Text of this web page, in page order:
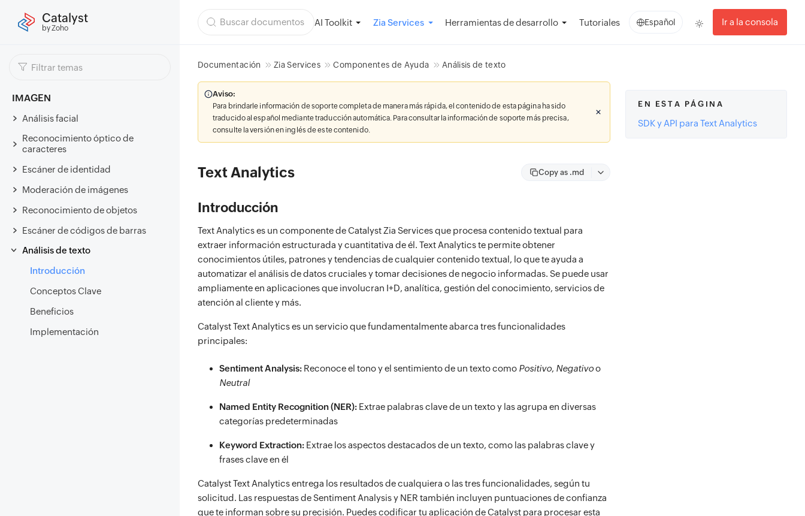
Catalyst
by Zoho
AI Toolkit Zia Services Herramientas de desarrollo Tutoriales Español Ir a la consola
IMAGEN
Análisis facial
Reconocimiento óptico de
caracteres
Escáner de identidad
Moderación de imágenes
Reconocimiento de objetos
Escáner de códigos de barras
Análisis de texto
Introducción
Conceptos Clave
Beneficios
Implementación
Documentación Zia Services Componentes de Ayuda Análisis de texto
Aviso:
Para brindarle información de soporte completa de manera más rápida, el contenido de esta página ha sido
traducido al español mediante traducción automática. Para consultar la información de soporte más precisa,
consulte la versión en inglés de este contenido.
Text Analytics Copy as .md
Introducción
Text Analytics es un componente de Catalyst Zia Services que procesa contenido textual para
extraer información estructurada y cuantitativa de él. Text Analytics te permite obtener
conocimientos útiles, patrones y tendencias de cualquier contenido textual, lo que te ayuda a
automatizar el análisis de datos cruciales y tomar decisiones de negocio informadas. Se puede usar
ampliamente en aplicaciones que involucran I+D, analítica, gestión del conocimiento, servicios de
atención al cliente y más.
Catalyst Text Analytics es un servicio que fundamentalmente abarca tres funcionalidades
principales:
Sentiment Analysis: Reconoce el tono y el sentimiento de un texto como Positivo, Negativoo
Neutral
Named Entity Recognition (NER): Extrae palabras clave de un texto y las agrupa en diversas
categorías predeterminadas
Keyword Extraction: Extrae los aspectos destacados de un texto, como las palabras clave y
frases clave en él
Catalyst Text Analytics entrega los resultados de cualquiera o las tres funcionalidades, según tu
solicitud. Las respuestas de Sentiment Analysis y NER también incluyen puntuaciones de confianza
que te informan sobre su precisión. Puedes codificar tu aplicación de Catalyst para procesar esta
EN ESTA PÁGINA
SDK y API para Text Analytics